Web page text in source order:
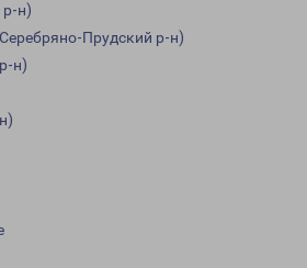
н)
Прудский р-н)
н)